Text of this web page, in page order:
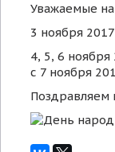
Уважаемые
3 ноября
4, 5, 6
с 7 ноября
Поздравляем